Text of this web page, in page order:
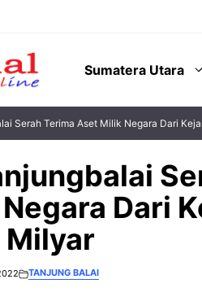
Sumatera Utara
Serah Terima Aset Milik Negara Dari
Dari
Milyar
TANJUNG BALAI